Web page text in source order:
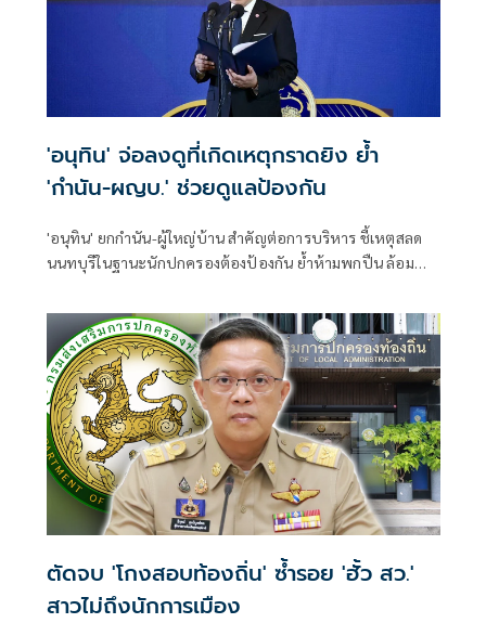
'อนุทิน' จ่อลงดูที่เกิดเหตุกราดยิง ย้ำ
'กำนัน-ผญบ.' ช่วยดูแลป้องกัน
'อนุทิน' ยกกำนัน-ผู้ใหญ่บ้าน สำคัญต่อการบริหาร ชี้เหตุสลด
นนทบุรีในฐานะนักปกครองต้องป้องกัน ย้ำห้ามพกปืน ล้อม
ที่เกิดเหตุ
ตัดจบ 'โกงสอบท้องถิ่น' ซ้ำรอย 'ฮั้ว สว.'
สาวไม่ถึงนักการเมือง